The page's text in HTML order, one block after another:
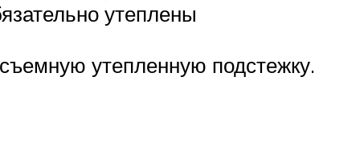
утеплены
утепленную подстежку.